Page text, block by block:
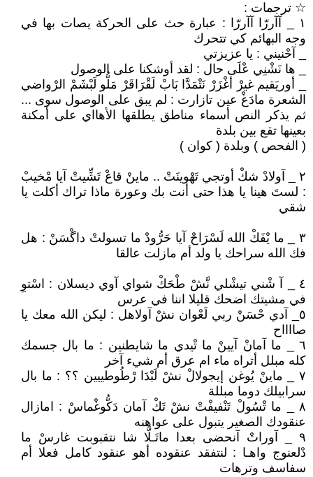
☆ ترجمات :
١ _ آآررّا آآررّا : عبارة حث على الحركة يصات بها في
وجه البهائم كي تتحرك
_ آحْنيني : يا عزيزتي
_ ها نَشْنِي عْلَى حال : لقد أوشكنا على الوصول
_ أوريَقيم غيرْ أغْزَرْ نَتْمَدَّا بَابْ لَقْرَاقَرْ مَلُّو لَبْشَمْ الرْواضي
الشعرة مادَغْ عين تازارت : لم يبق على الوصول سوى ...
ثم يذكر النص أسماء مناطق يطلقها الأهااي على أمكنة
بعينها تقع بين بلدة
( الفحص ) وبلدة ( كوان )
٢ _ آولادْ شكْ أوتجي تَهْوينَتْ .. ماينْ قاعْ تَشِّيتْ آيا مْخيبْ
: لستَ هينا يا هذا حتى أنت بك وعورة ماذا تراك أكلت يا
شقي
٣ _ ما يْفَكْ الله لَسْرَاحْ آيا حَرُّودْ ما تسولتْ داگْسَنْ : هل
فك الله سراحك يا ولد أم مازلت عالقا
٤ _ آ شْني تيشْلي نَّشْ طْحَكْ شواي آوي ديسلان : اسْتوِ
في مشيتك اضحك قليلا اننا في عرس
٥_ آدي حْسَنْ ربي لَعْوان نشْ آولاهل : ليكن الله معك يا
صااااح
٦ _ ما آمانْ آيينْ ما تْيدي ما شايطنين : ما بال جسمك
كله مبلل أتراه ماء ام عرق أم شيء آخر
٧ _ ماينْ يُوغن إيجولالْ نشْ لَبْدَا رْطُوطييين ؟؟ : ما بال
سرابيلك دوما مبللة
٨ _ ما تْسُولْ تَنْفيفْتْ نشْ تَكْ آمان دَكُّوغْماسْ : امازال
عنقودك الصغير يتبول على عواهنه
٩ _ آوراتْ آنحضى بعدا ماتَـلَّا شا نتقبوبت غارسْ ما
دْلعنوج واهـا : لنتفقد عنقوده أهو عنقود كامل فعلا أم
سفاسف وترهات